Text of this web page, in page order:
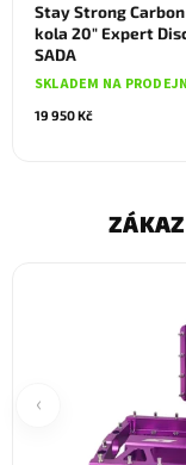
Stay Strong
kola 20" Expert
SADA
SKLADEM NA
19 950 Kč
‹